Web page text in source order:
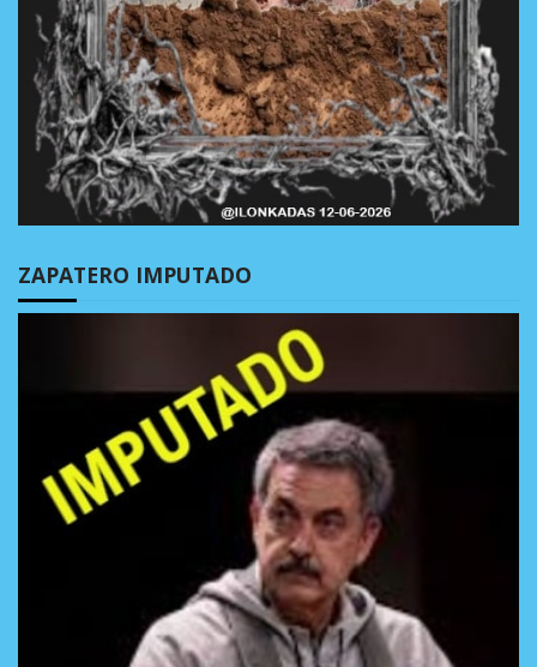
ZAPATERO IMPUTADO